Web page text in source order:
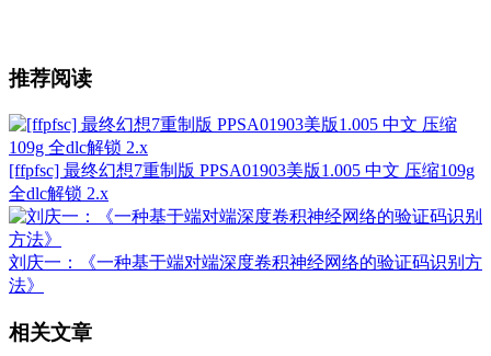
推荐阅读
[ffpfsc] 最终幻想7重制版 PPSA01903美版1.005 中文 压缩109g
全dlc解锁 2.x
刘庆一：《​一种基于端对端深度卷积神经网络的验证码识别方
法》
相关文章